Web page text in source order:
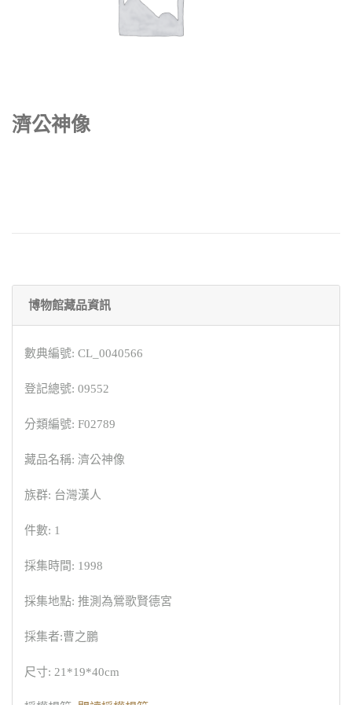
濟公神像
博物館藏品資訊
數典編號: CL_0040566
登記總號: 09552
分類編號: F02789
藏品名稱: 濟公神像
族群: 台灣漢人
件數: 1
採集時間: 1998
採集地點: 推測為鶯歌賢德宮
採集者:曹之鵬
尺寸: 21*19*40cm